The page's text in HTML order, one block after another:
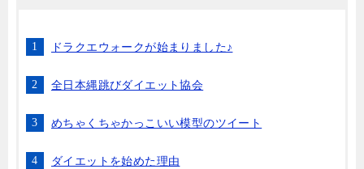
ドラクエウォークが始まりました♪
全日本縄跳びダイエット協会
めちゃくちゃかっこいい模型のツイート
ダイエットを始めた理由